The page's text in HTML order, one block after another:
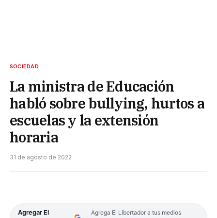
SOCIEDAD
La ministra de Educación
habló sobre bullying, hurtos a
escuelas y la extensión
horaria
31 de agosto de 2022
Agregar El
Agrega El Libertador a tus medios